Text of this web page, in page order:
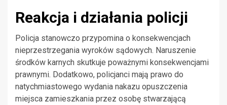
Reakcja i działania policji
Policja stanowczo przypomina o konsekwencjach
nieprzestrzegania wyroków sądowych. Naruszenie
środków karnych skutkuje poważnymi konsekwencjami
prawnymi. Dodatkowo, policjanci mają prawo do
natychmiastowego wydania nakazu opuszczenia
miejsca zamieszkania przez osobę stwarzającą